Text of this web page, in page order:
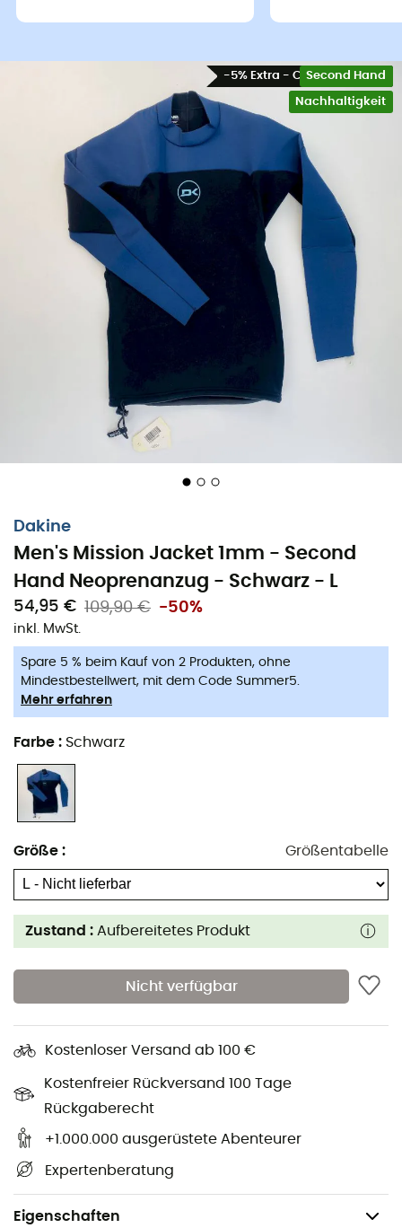
-5% Extra - Code Summer5
Nachhaltigkeit
Second Hand
Dakine
Men's Mission Jacket 1mm - Second
Hand Neoprenanzug - Schwarz - L
54,95 € 109,90 € -50%
inkl. MwSt.
Spare 5 % beim Kauf von 2 Produkten, ohne
Mindestbestellwert, mit dem Code Summer5.
Mehr erfahren
Farbe : Schwarz
Größe : Größentabelle
Zustand : Aufbereitetes Produkt
Nicht verfügbar
Kostenloser Versand ab 100 €
Kostenfreier Rückversand 100 Tage
Rückgaberecht
+1.000.000 ausgerüstete Abenteurer
Expertenberatung
Eigenschaften